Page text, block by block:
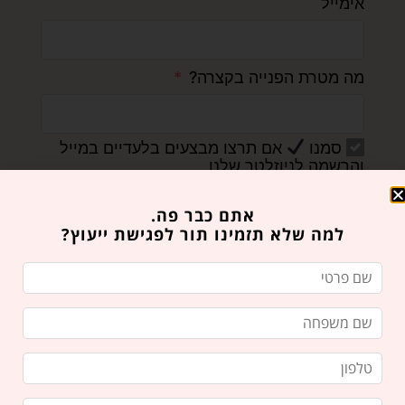
מה מטרת הפנייה בקצרה?
סמנו
אם תרצו מבצעים בלעדיים במייל
והרשמה לניוזלטר שלנו
אתם כבר פה.
למה שלא תזמינו תור לפגישת ייעוץ?